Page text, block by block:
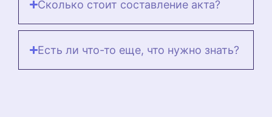
Сколько стоит составление акта?
Есть ли что-то еще, что нужно знать?